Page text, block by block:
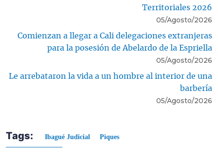
Territoriales 2026
05/Agosto/2026
Comienzan a llegar a Cali delegaciones extranjeras
para la posesión de Abelardo de la Espriella
05/Agosto/2026
Le arrebataron la vida a un hombre al interior de una
barbería
05/Agosto/2026
Tags: Ibagué Judicial Piques